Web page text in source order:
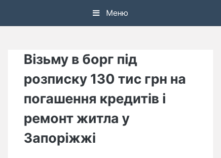
Меню
Візьму в борг під
розписку 130 тис грн на
погашення кредитів і
ремонт житла у
Запоріжжі